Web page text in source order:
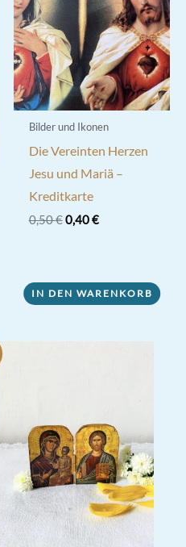
Bilder und Ikonen
Die Vereinten Herzen
Jesu und Mariä –
Kreditkarte
0,50€ Ursprünglicher
0,40€Aktueller
IN DEN WARENKORB